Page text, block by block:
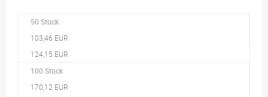
50 Stück
103,46 EUR
124,15 EUR
100 Stück
170,12 EUR